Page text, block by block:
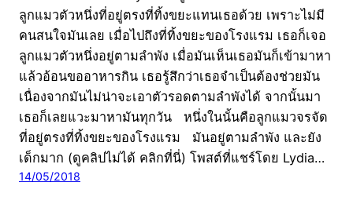
ลูกแมวตัวหนึ่งที่อยู่ตรงที่ทิ้งขยะแทนเธอด้วย เพราะไม่มี
คนสนใจมันเลย เมื่อไปถึงที่ทิ้งขยะของโรงแรม เธอก็เจอ
ลูกแมวตัวหนึ่งอยู่ตามลำพัง เมื่อมันเห็นเธอมันก็เข้ามาหา
แล้วอ้อนขออาหารกิน เธอรู้สึกว่าเธอจำเป็นต้องช่วยมัน
เนื่องจากมันไม่น่าจะเอาตัวรอดตามลำพังได้ จากนั้นมา
เธอก็เลยแวะมาหามันทุกวัน หนึ่งในนั้นคือลูกแมวจรจัด
ที่อยู่ตรงที่ทิ้งขยะของโรงแรม มันอยู่ตามลำพัง และยัง
เด็กมาก (ดูคลิปไม่ได้ คลิกที่นี่) โพสต์ที่แชร์โดย Lydia…
14/05/2018